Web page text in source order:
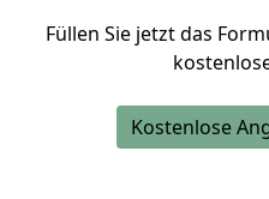
Füllen Sie jetzt das
Kostenlose